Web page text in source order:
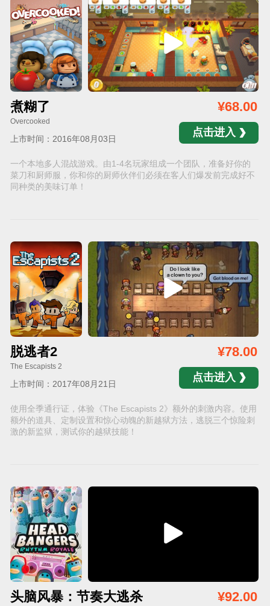
煮糊了
Overcooked
上市时间：2016年08月03日
¥68.00
点击进入
一个本地多人混战游戏。由1-4名玩家组成一个团队，准备好你的
菜刀和厨师服，你和你的厨师伙伴们必须在客人们爆发前完成好不
同种类的美味订单！
脱逃者2
The Escapists 2
上市时间：2017年08月21日
¥78.00
点击进入
使用全季通行证，体验《The Escapists 2》额外的刺激内容。使用
额外的道具、定制设置和惊心动魄的新越狱方法，逃脱三个惊险刺
激的新监狱，测试你的越狱技能！
头脑风暴：节奏大逃杀 ¥92.00